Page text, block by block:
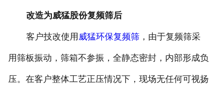
改造为威猛股份复频筛后
客户技改使用 威猛环保复频筛，由于复频筛采
用筛板振动，筛箱不参振，全静态密封，内部形成负
压。在客户整体工艺正压情况下，现场无任何可视扬